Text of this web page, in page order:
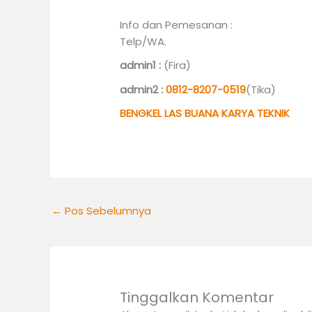
Info dan Pemesanan :
Telp/WA.
admin1 : (Fira)
admin2 :0812-8207-0519(Tika)
BENGKEL LAS BUANA KARYA TEKNIK
← Pos Sebelumnya
Tinggalkan Komentar